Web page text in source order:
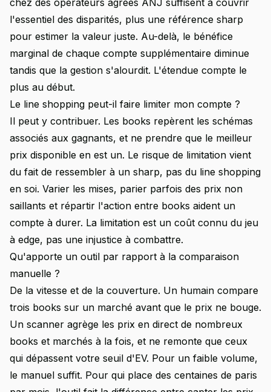
chez des opérateurs agréés ANJ suffisent à couvrir
l'essentiel des disparités, plus une référence sharp
pour estimer la valeur juste. Au-delà, le bénéfice
marginal de chaque compte supplémentaire diminue
tandis que la gestion s'alourdit. L'étendue compte le
plus au début.
Le line shopping peut-il faire limiter mon compte ?
Il peut y contribuer. Les books repèrent les schémas
associés aux gagnants, et ne prendre que le meilleur
prix disponible en est un. Le risque de limitation vient
du fait de ressembler à un sharp, pas du line shopping
en soi. Varier les mises, parier parfois des prix non
saillants et répartir l'action entre books aident un
compte à durer. La limitation est un coût connu du jeu
à edge, pas une injustice à combattre.
Qu'apporte un outil par rapport à la comparaison
manuelle ?
De la vitesse et de la couverture. Un humain compare
trois books sur un marché avant que le prix ne bouge.
Un scanner agrège les prix en direct de nombreux
books et marchés à la fois, et ne remonte que ceux
qui dépassent votre seuil d'EV. Pour un faible volume,
le manuel suffit. Pour qui place des centaines de paris